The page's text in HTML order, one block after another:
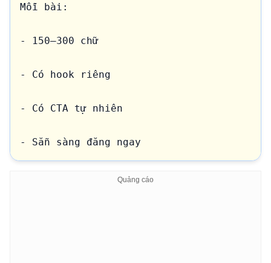
Mỗi bài:
- 150–300 chữ
- Có hook riêng
- Có CTA tự nhiên
- Sẵn sàng đăng ngay